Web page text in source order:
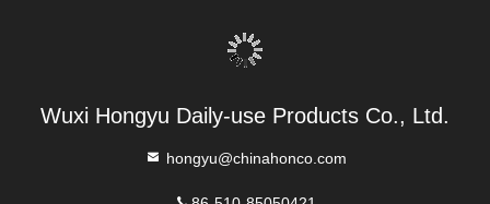
Wuxi Hongyu Daily-use Products Co., Ltd.
hongyu@chinahonco.com